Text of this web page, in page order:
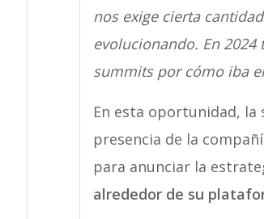
nos exige cierta
evolucionando. En
summits por cómo iba
En esta oportunidad, la
presencia de la
para anunciar la
alrededor de su